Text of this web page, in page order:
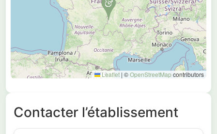
Leaflet | ©OpenStreetMapcontributors
Contacter l’établissement